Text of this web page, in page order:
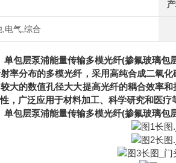
,电气,综合
单包层泵浦能量传输多模光纤(掺氟玻璃包
率分布的多模光纤，采用高纯合成二氧
大的数值孔径大大提高光纤的耦合效率
，广泛应用于材料加工、科学研究和医
单包层泵浦能量传输多模光纤(掺氟玻璃包